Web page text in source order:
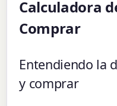
Calculadora
Comprar
Entendiendo la
y comprar